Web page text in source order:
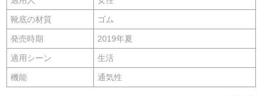
靴底の材質 ゴム
発売時期 2019年夏
適用シーン 生活
機能 通気性